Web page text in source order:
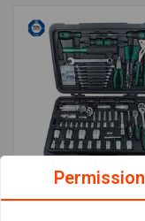
Permission